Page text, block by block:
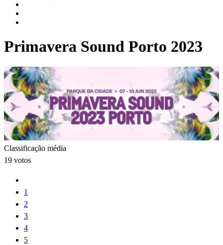
Primavera Sound Porto 2023
Classificação média
19 votos
1
2
3
4
5